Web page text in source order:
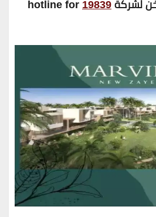
لشركة19839
hotline for